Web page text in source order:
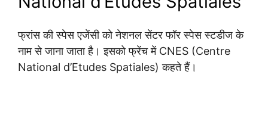
फ्रांस की स्पेस एजेंसी को नेशनल सेंटर फॉर स्पेस स्टडीज के
नाम से जाना जाता है। इसको फ्रेंच में CNES (Centre
National d’Etudes Spatiales) कहते हैं।